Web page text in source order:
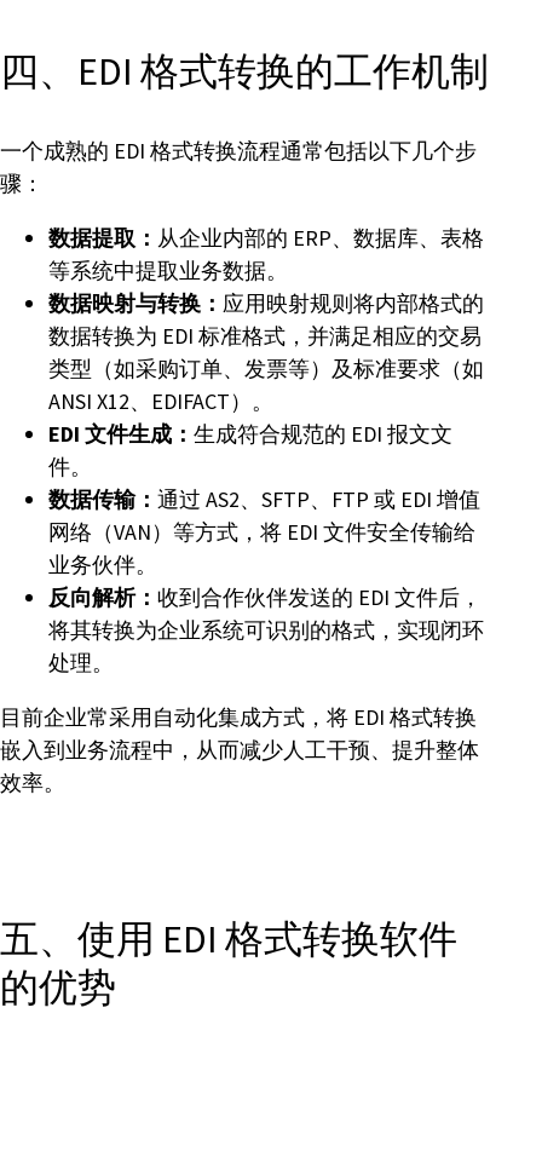
四、EDI 格式转换的工作机制
一个成熟的 EDI 格式转换流程通常包括以下几个步
骤：
数据提取： 从企业内部的 ERP、数据库、表格
等系统中提取业务数据。
数据映射与转换： 应用映射规则将内部格式的
数据转换为 EDI 标准格式，并满足相应的交易
类型（如采购订单、发票等）及标准要求（如
ANSI X12、EDIFACT）。
EDI 文件生成： 生成符合规范的 EDI 报文文
件。
数据传输： 通过 AS2、SFTP、FTP 或 EDI 增值
网络（VAN）等方式，将 EDI 文件安全传输给
业务伙伴。
反向解析： 收到合作伙伴发送的 EDI 文件后，
将其转换为企业系统可识别的格式，实现闭环
处理。
目前企业常采用自动化集成方式，将 EDI 格式转换
嵌入到业务流程中，从而减少人工干预、提升整体
效率。
五、使用 EDI 格式转换软件
的优势